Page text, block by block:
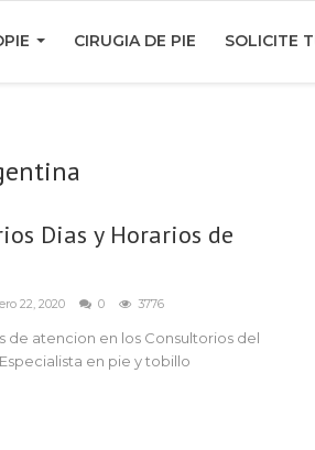
CIRUGIA DE PIE SOLICITE
Dias y Horarios de
22, 2020 0 3776
de atencion en los Consultorios del
en pie y tobillo